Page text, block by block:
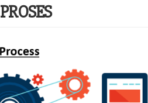
PROSES